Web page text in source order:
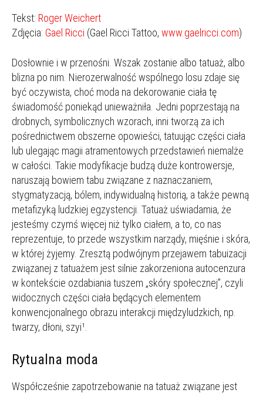
Tekst: Roger Weichert
Zdjęcia: Gael Ricci (Gael Ricci Tattoo, www.gaelricci.com)
Dosłownie i w przenośni. Wszak zostanie albo tatuaż, albo
blizna po nim. Nierozerwalność wspólnego losu zdaje się
być oczywista, choć moda na dekorowanie ciała tę
świadomość poniekąd unieważniła. Jedni poprzestają na
drobnych, symbolicznych wzorach, inni tworzą za ich
pośrednictwem obszerne opowieści, tatuując części ciała
lub ulegając magii atramentowych przedstawień niemalże
w całości. Takie modyfikacje budzą duże kontrowersje,
naruszają bowiem tabu związane z naznaczaniem,
stygmatyzacją, bólem, indywidualną historią, a także pewną
metafizyką ludzkiej egzystencji. Tatuaż uświadamia, że
jesteśmy czymś więcej niż tylko ciałem, a to, co nas
reprezentuje, to przede wszystkim narządy, mięśnie i skóra,
w której żyjemy. Zresztą podwójnym przejawem tabuizacji
związanej z tatuażem jest silnie zakorzeniona autocenzura
w kontekście ozdabiania tuszem „skóry społecznej”, czyli
widocznych części ciała będących elementem
konwencjonalnego obrazu interakcji międzyludzkich, np.
twarzy, dłoni, szyi¹.
Rytualna moda
Współcześnie zapotrzebowanie na tatuaż związane jest